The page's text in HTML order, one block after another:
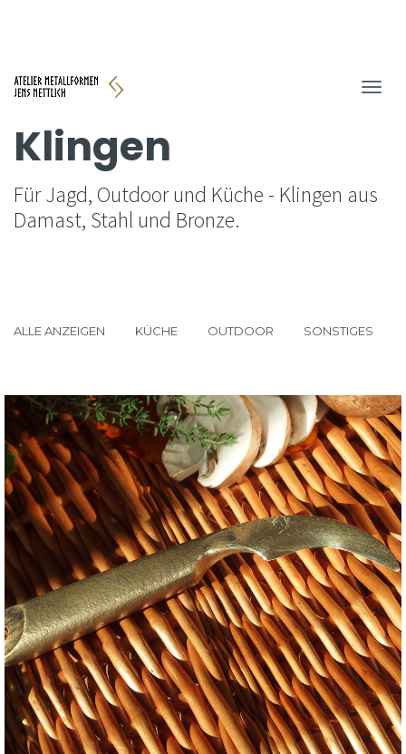
Klingen
Für Jagd, Outdoor und Küche - Klingen aus
Damast, Stahl und Bronze.
ALLE ANZEIGEN KÜCHE OUTDOOR SONSTIGES